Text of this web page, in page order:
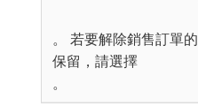
。 若要解除銷售訂單的
保留，請選擇​
。